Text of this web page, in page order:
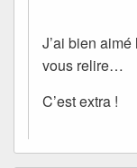
J’ai bien
vous relire…
C’est extra !